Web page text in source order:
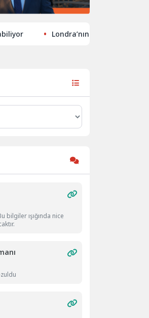
Londra’nın eğlence hayatında yeni
bilgiler ışığında nice